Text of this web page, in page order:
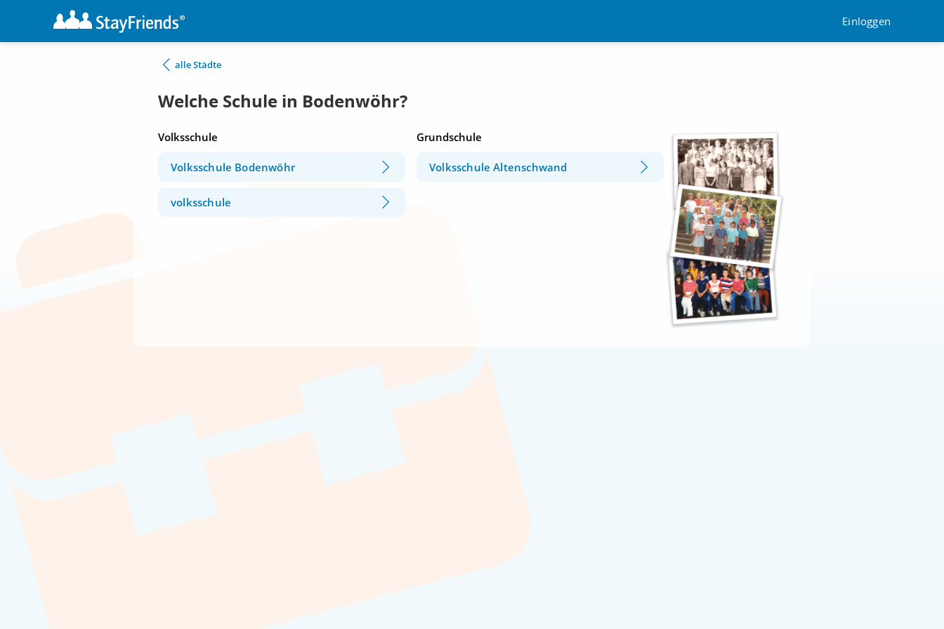
Einloggen
alle Städte
Welche Schule in Bodenwöhr?
Volksschule
Volksschule Bodenwöhr
volksschule
Grundschule
Volksschule Altenschwand